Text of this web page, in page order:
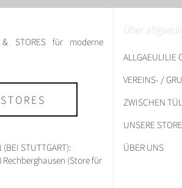
& STORES für moderne
(BEI STUTTGART):
(Store für
Über
ALLGAEULILIE
VEREINS- /
ZWISCHEN
UNSERE
ÜBER UNS